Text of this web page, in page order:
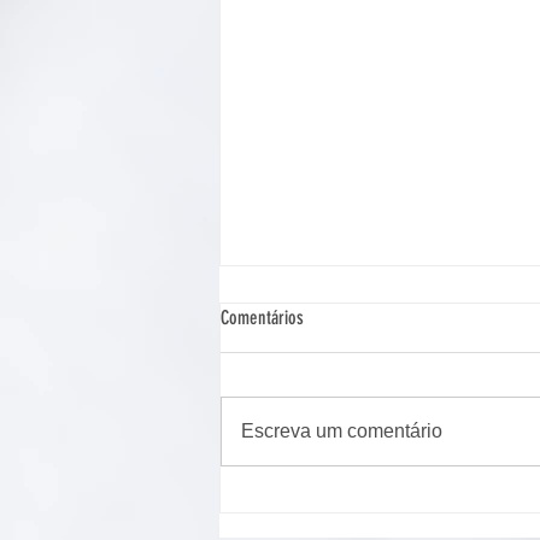
Comentários
Escreva um comentário